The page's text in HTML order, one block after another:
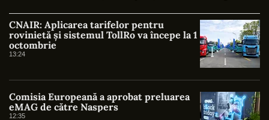
CNAIR: Aplicarea tarifelor pentru
rovinietă și sistemul TollRo va începe la 1
octombrie
13:24
Comisia Europeană a aprobat preluarea
eMAG de către Naspers
12:35